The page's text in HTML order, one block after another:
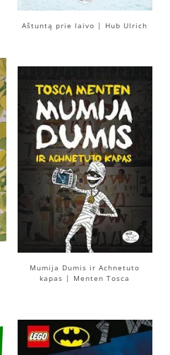
Aštuntą prie laivo | Hub Ulrich
Mumija Dumis ir Achnetuto
kapas | Menten Tosca